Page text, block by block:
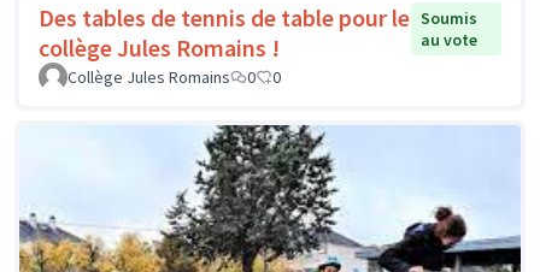
Des tables de tennis de table pour le
collège Jules Romains !
Soumis
au vote
Collège Jules Romains
0 0